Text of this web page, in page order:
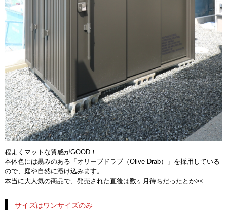
程よくマットな質感がGOOD！
本体色には黒みのある「オリーブドラブ（Olive Drab）」を採用している
ので、庭や自然に溶け込みます。
本当に大人気の商品で、発売された直後は数ヶ月待ちだったとか><
サイズはワンサイズのみ